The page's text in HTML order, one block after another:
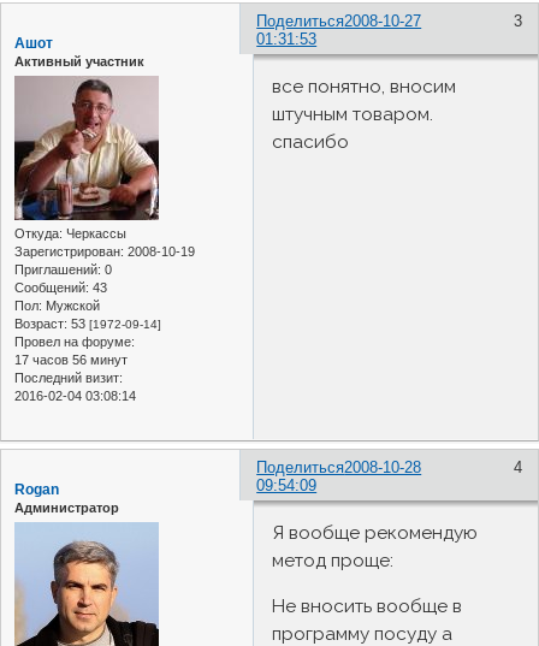
Поделиться 3
2008-10-27
01:31:53
Ашот
Активный участник
Откуда: Черкассы
Зарегистрирован: 2008-10-19
Приглашений: 0
Сообщений: 43
Пол: Мужской
Возраст: 53 [1972-09-14]
Провел на форуме:
17 часов 56 минут
Последний визит:
2016-02-04 03:08:14
все понятно, вносим
штучным товаром.
спасибо
Поделиться 4
2008-10-28
09:54:09
Rogan
Администратор
Я вообще рекомендую
метод проще:
Не вносить вообще в
программу посуду а